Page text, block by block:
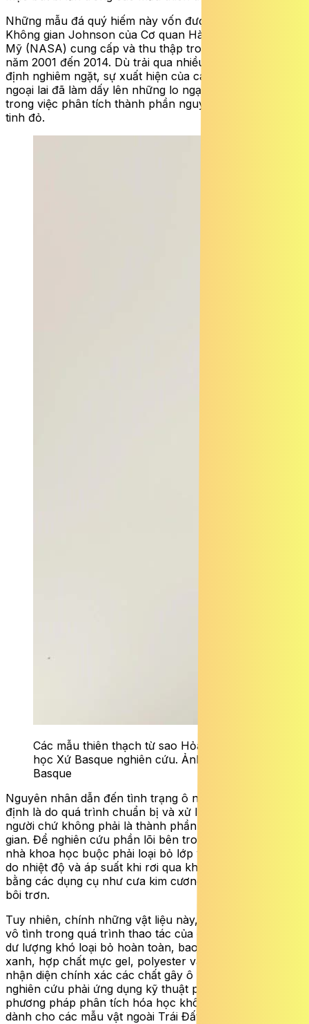
Những mẫu đá quý hiếm này vốn được Trung tâm
Không gian Johnson của Cơ quan Hàng không & Vũ trụ
Mỹ (NASA) cung cấp và thu thập trong giai đoạn từ
năm 2001 đến 2014. Dù trải qua nhiều quy trình kiểm
định nghiêm ngặt, sự xuất hiện của các hợp chất hữu cơ
ngoại lai đã làm dấy lên những lo ngại về tính chuẩn xác
trong việc phân tích thành phần nguyên thủy của hành
tinh đỏ.
Các mẫu thiên thạch từ sao Hỏa được Đại
học Xứ Basque nghiên cứu. Ảnh: Đại học Xứ
Basque
Nguyên nhân dẫn đến tình trạng ô nhiễm này được xác
định là do quá trình chuẩn bị và xử lý mẫu vật của con
người chứ không phải là thành phần tự nhiên từ không
gian. Để nghiên cứu phần lõi bên trong thiên thạch, các
nhà khoa học buộc phải loại bỏ lớp vỏ ngoài bị biến đổi
do nhiệt độ và áp suất khi rơi qua khí quyển Trái Đất
bằng các dụng cụ như cưa kim cương, dung môi và chất
bôi trơn.
Tuy nhiên, chính những vật liệu này, kết hợp với sai sót
vô tình trong quá trình thao tác của con người, đã để lại
dư lượng khó loại bỏ hoàn toàn, bao gồm mực bút bi
xanh, hợp chất mực gel, polyester và cả keo in ấn. Để
nhận diện chính xác các chất gây ô nhiễm, nhóm
nghiên cứu phải ứng dụng kỹ thuật phổ Raman, một
phương pháp phân tích hóa học không phá hủy thường
dành cho các mẫu vật ngoài Trái Đất.